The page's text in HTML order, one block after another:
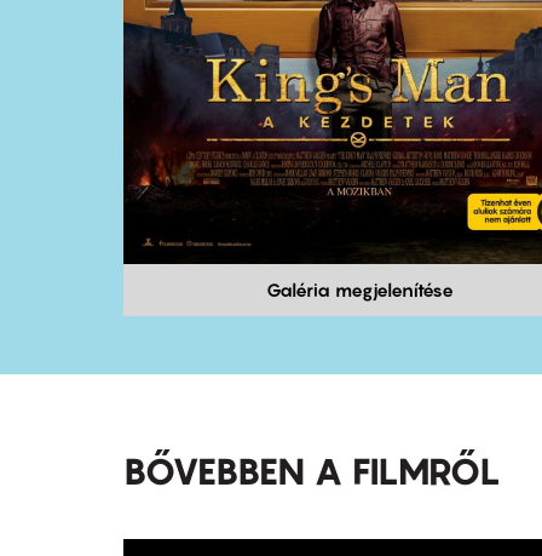
Galéria megjelenítése
BŐVEBBEN A FILMRŐL